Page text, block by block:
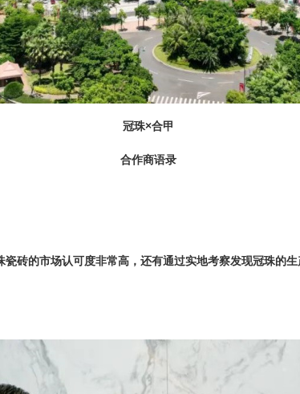
冠珠×合甲
合作商语录
瓷砖的市场认可度非常高，还有通过实地考察发现冠珠的